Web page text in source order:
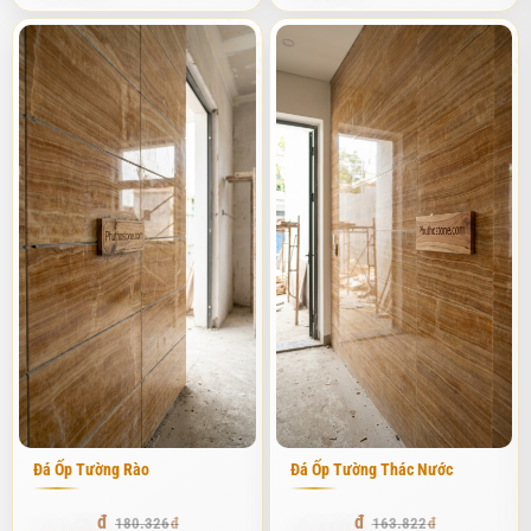
độ đằm, độ bóng tự nhiên và mang vẻ đẹp cổ kính theo thời gian.
Đặc biệt, đá tự nhiên có khả năng cách nhiệt rất tốt. Những mảng
tường ốp đá dày giúp bên trong ngôi nhà luôn mát mẻ vào mùa hè
và ấm áp vào mùa đông, giúp tiết kiệm đáng kể chi phí điện năng
cho điều hòa.
Độ bền thách thức thời gian của đá tự nhiên
Khi nói về độ bền, đá tự nhiên gần như đứng đầu bảng trong danh
sách vật liệu xây dựng. Khác với các loại gạch ốp lát thông
thường vốn có độ giòn và dễ bị ảnh hưởng bởi sự giãn nở nhiệt, đá
tự nhiên có cấu trúc tinh thể bền vững. Trong quá trình tư vấn, tôi
thường cho khách xem những mẫu đá đã được tôi để ngoài trời
hàng chục năm tại kho; chúng không hề có dấu hiệu mủn hay mục.
Sự bền bỉ này giúp gia chủ tiết kiệm được một khoản chi phí bảo
trì khổng lồ về lâu dài, vì bạn chỉ cần đầu tư một lần duy nhất cho
cả đời người.
Vẻ đẹp độc bản không trùng lặp
Đá Ốp Tường Rào
180.326
Đá Ốp Tường Thác Nước
163.822